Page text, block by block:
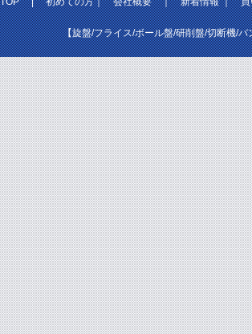
【旋盤/フライス/ボール盤/研削盤/切断機/